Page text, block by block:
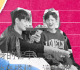
的智宇，選修